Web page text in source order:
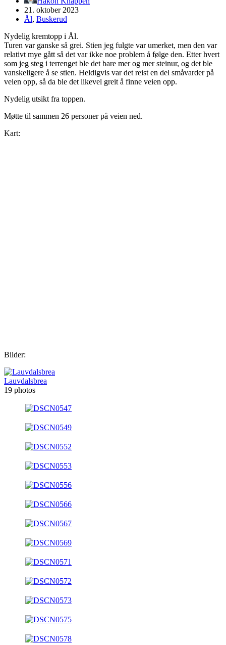
21. oktober 2023
Ål, Buskerud
Nydelig kremtopp i Ål.
Turen var ganske så grei. Stien jeg fulgte var umerket, men den var
relativt mye gått så det var ikke noe problem å følge den. Etter hvert
som jeg steg i terrenget ble det bare mer og mer steinur, og det ble
vanskeligere å se stien. Heldigvis var det reist en del småvarder på
veien opp, så da ble det likevel greit å finne veien opp.
Nydelig utsikt fra toppen.
Møtte til sammen 26 personer på veien ned.
Kart:
Bilder:
Lauvdalsbrea
19 photos